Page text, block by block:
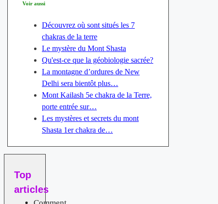
Voir aussi
Découvrez où sont situés les 7
chakras de la terre
Le mystère du Mont Shasta
Qu'est-ce que la géobiologie sacrée?
La montagne d’ordures de New
Delhi sera bientôt plus…
Mont Kailash 5e chakra de la Terre,
porte entrée sur…
Les mystères et secrets du mont
Shasta 1er chakra de…
Top
articles